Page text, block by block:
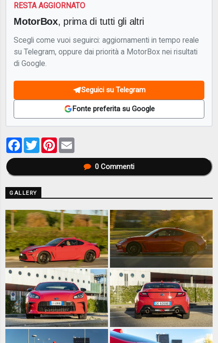
RESTA AGGIORNATO
MotorBox, prima di tutti gli altri
Scegli come vuoi seguirci: aggiornamenti in tempo reale
su Telegram, oppure dai priorità a MotorBox nei risultati
di Google.
Seguici su Telegram
Fonte preferita su Google
Facebook
TwitterPinterest
0Commenti
GALLERY